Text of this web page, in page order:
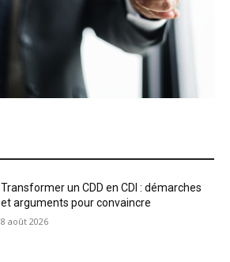
Transformer un CDD en CDI : démarches
et arguments pour convaincre
8 août 2026